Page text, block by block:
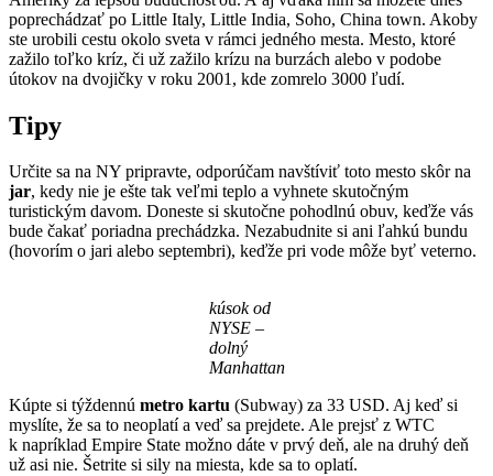
poprechádzať po Little Italy, Little India, Soho, China town. Akoby
ste urobili cestu okolo sveta v rámci jedného mesta. Mesto, ktoré
zažilo toľko kríz, či už zažilo krízu na burzách alebo v podobe
útokov na dvojičky v roku 2001, kde zomrelo 3000 ľudí.
Tipy
Určite sa na NY pripravte, odporúčam navštíviť toto mesto skôr na
jar, kedy nie je ešte tak veľmi teplo a vyhnete skutočným
turistickým davom. Doneste si skutočne pohodlnú obuv, keďže vás
bude čakať poriadna prechádzka. Nezabudnite si ani ľahkú bundu
(hovorím o jari alebo septembri), keďže pri vode môže byť veterno.
kúsok od
NYSE–
dolný
Manhattan
Kúpte si týždennú metro kartu (Subway) za 33 USD. Aj keď si
myslíte, že sa to neoplatí a veď sa prejdete. Ale prejsť z WTC
k napríklad Empire State možno dáte v prvý deň, ale na druhý deň
už asi nie. Šetrite si sily na miesta, kde sa to oplatí.